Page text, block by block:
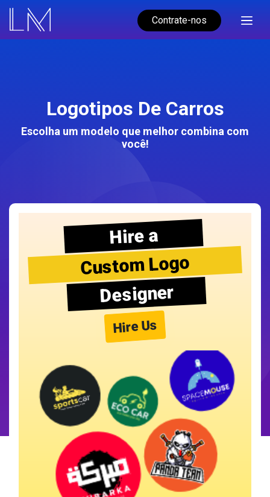
Contrate-nos
Logotipos De Carros
Escolha um modelo que melhor combina com
você!
Hire a
Custom Logo
Designer
Hire Us